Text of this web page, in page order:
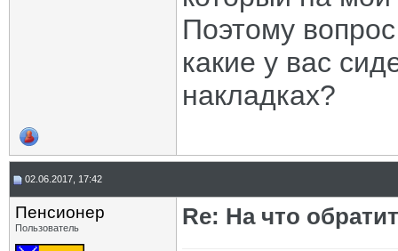
Поэтому
какие у вас
накладках?
02.06.2017, 17:42
Пенсионер
Пользователь Re: На что